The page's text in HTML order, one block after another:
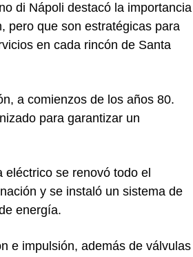
di Nápoli destacó la importancia
pero que son estratégicas para
en cada rincón de Santa
a comienzos de los años 80.
para garantizar un
se renovó todo el
y se instaló un sistema de
energía.
e impulsión, además de válvulas